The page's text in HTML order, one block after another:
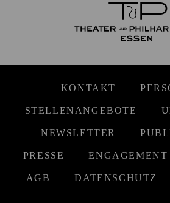
KONTAKT
STELLENANGEBOTE
NEWSLETTER
PRESSE ENGAGEMENT
AGB DATENSCHUTZ